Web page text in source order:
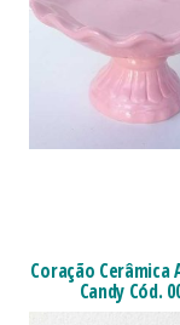
Coração Cerâmica
Candy Cód.